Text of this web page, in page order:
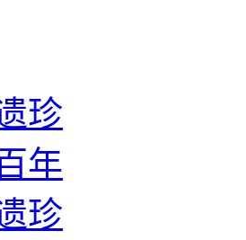
珍
年
珍